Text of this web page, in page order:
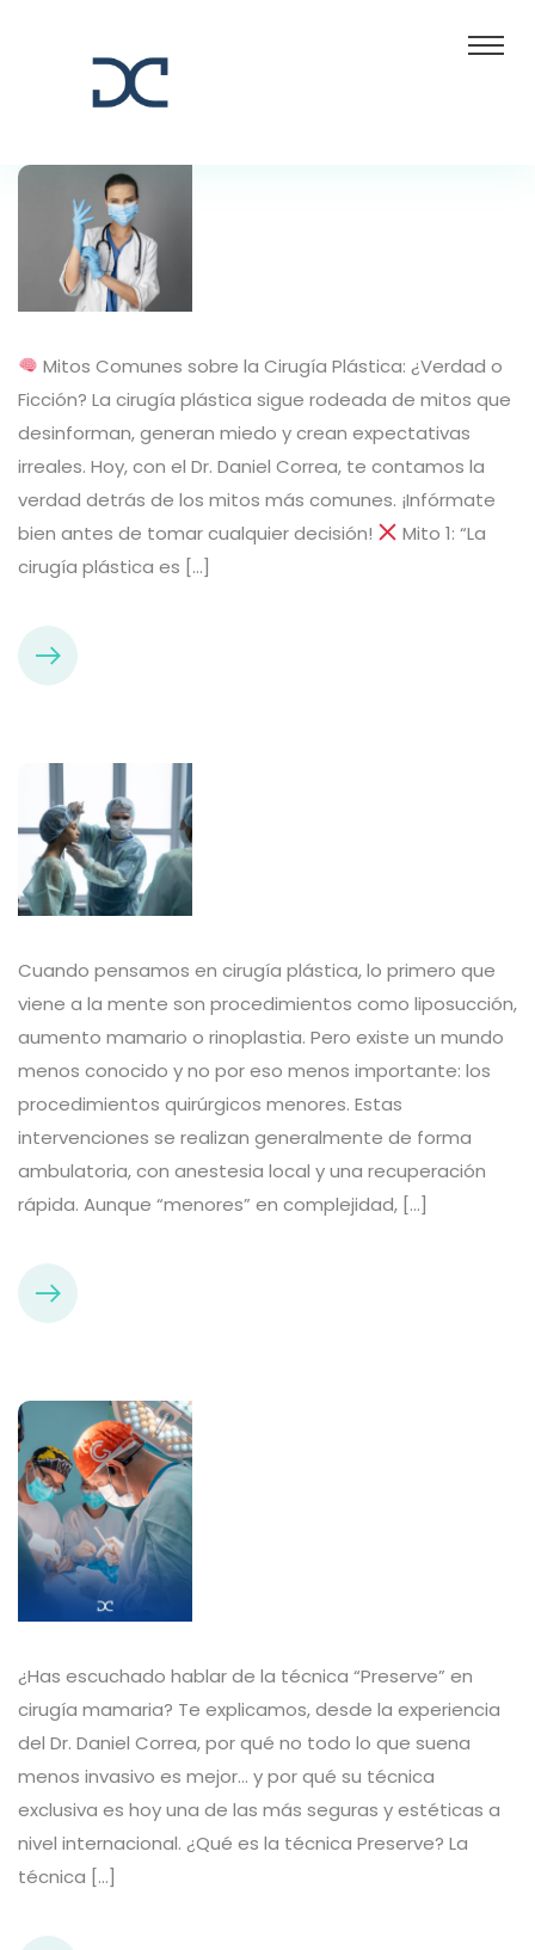
Mitos Comunes sobre la Cirugía Plástica: ¿Verdad o
Ficción? La cirugía plástica sigue rodeada de mitos que
desinforman, generan miedo y crean expectativas
irreales. Hoy, con el Dr. Daniel Correa, te contamos la
verdad detrás de los mitos más comunes. ¡Infórmate
bien antes de tomar cualquier decisión!
Mito 1: “La
cirugía plástica es […]
Cuando pensamos en cirugía plástica, lo primero que
viene a la mente son procedimientos como liposucción,
aumento mamario o rinoplastia. Pero existe un mundo
menos conocido y no por eso menos importante: los
procedimientos quirúrgicos menores. Estas
intervenciones se realizan generalmente de forma
ambulatoria, con anestesia local y una recuperación
rápida. Aunque “menores” en complejidad, […]
¿Has escuchado hablar de la técnica “Preserve” en
cirugía mamaria? Te explicamos, desde la experiencia
del Dr. Daniel Correa, por qué no todo lo que suena
menos invasivo es mejor… y por qué su técnica
exclusiva es hoy una de las más seguras y estéticas a
nivel internacional. ¿Qué es la técnica Preserve? La
técnica […]